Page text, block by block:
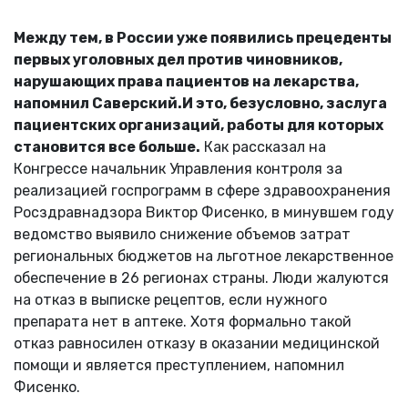
Между тем, в России уже появились прецеденты
первых уголовных дел против чиновников,
нарушающих права пациентов на лекарства,
напомнил Саверский.И это, безусловно, заслуга
пациентских организаций, работы для которых
становится все больше. Как рассказал на
Конгрессе начальник Управления контроля за
реализацией госпрограмм в сфере здравоохранения
Росздравнадзора Виктор Фисенко, в минувшем году
ведомство выявило снижение объемов затрат
региональных бюджетов на льготное лекарственное
обеспечение в 26 регионах страны. Люди жалуются
на отказ в выписке рецептов, если нужного
препарата нет в аптеке. Хотя формально такой
отказ равносилен отказу в оказании медицинской
помощи и является преступлением, напомнил
Фисенко.